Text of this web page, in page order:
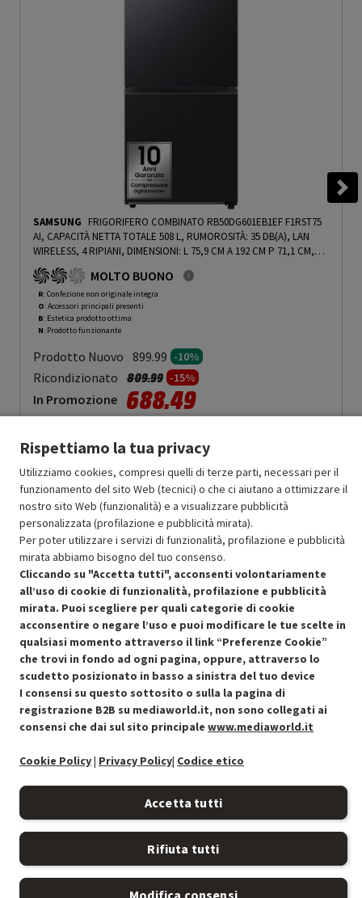
SAMSUNG FRIGORIFERO COMBINATO RB50DG601EB1EF F1RST75
AI, CAPACITÀ NETTA TOTALE 508 L, RUMOROSITÀ: 35 DB(A), LAN
WIRELESS, 4 RIPIANI, DIMENSIONI: L 75,9 CM A 192 CM P 71,1 CM,
ANTRACITE, CLASSE E - PRMG GRADING ROBN - 10%
GRADING ROBN - 10%MOLTO BUONO
R: Confezione non originale integra
O: Accessori principali presenti
B: Estetica prodotto ottima
N: Prodotto funzionante
Prodotto Nuovo 899.99 -10%
Ricondizionato Prezzo ridotto da
809.99a-15%
In Promozione 688.49
Aggiungi al carrello
OFFERTE IMPERDIBILI
Risparmio garantito rispetto al corrispondente prodotto nuovo.
Condizioni generali di vendita
Cookie Policy
Preferenze cookie
Recedere dal contratto qui
Rispettiamo la tua privacy
Utilizziamo cookies, compresi quelli di terze parti, necessari per il
funzionamento del sito Web (tecnici) o che ci aiutano a ottimizzare il
nostro sito Web (funzionalità) e a visualizzare pubblicità
personalizzata (profilazione e pubblicità mirata).
Per poter utilizzare i servizi di funzionalità, profilazione e pubblicità
mirata abbiamo bisogno del tuo consenso.
Cliccando su "Accetta tutti", acconsenti volontariamente
all’uso di cookie di funzionalità, profilazione e pubblicità
mirata. Puoi scegliere per quali categorie di cookie
acconsentire o negare l’uso e puoi modificare le tue scelte in
qualsiasi momento attraverso il link “Preferenze Cookie”
che trovi in fondo ad ogni pagina, oppure, attraverso lo
scudetto posizionato in basso a sinistra del tuo device
I consensi su questo sottosito o sulla la pagina di
registrazione B2B su mediaworld.it, non sono collegati ai
consensi che dai sul sito principale www.mediaworld.it
Cookie Policy| Privacy Policy| Codice etico
Accetta tutti
Rifiuta tutti
Modifica consensi